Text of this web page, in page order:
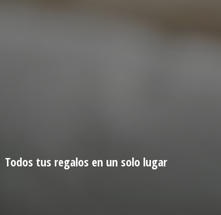
Todos tus regalos en un solo lugar